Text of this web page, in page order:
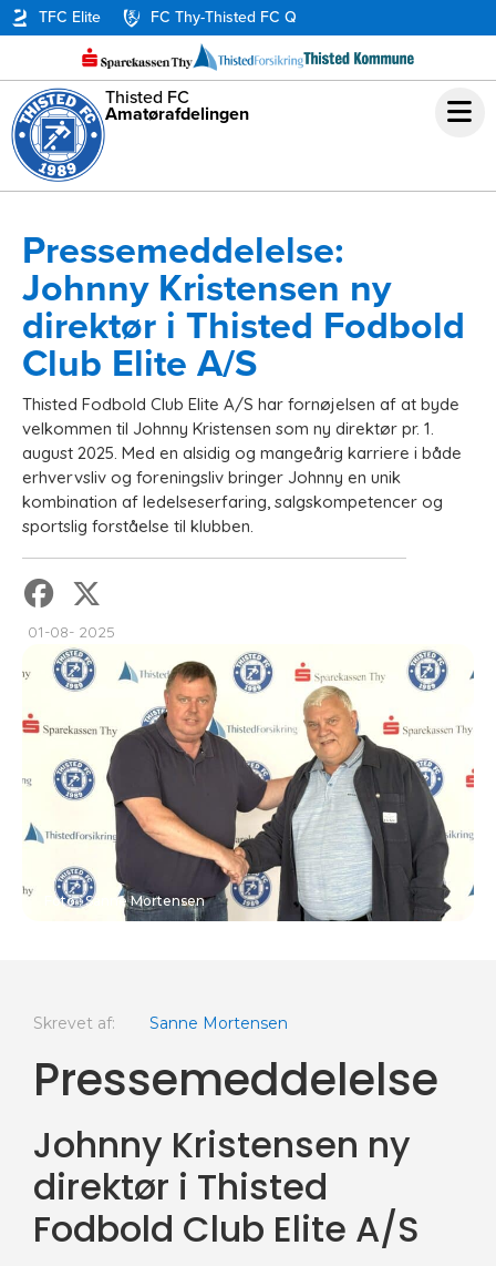
TFC Elite FC Thy-Thisted FC Q
Thisted FC
Amatørafdelingen
Pressemeddelelse:
Johnny Kristensen ny
direktør i Thisted Fodbold
Club Elite A/S
Thisted Fodbold Club Elite A/S har fornøjelsen af at byde
velkommen til Johnny Kristensen som ny direktør pr. 1.
august 2025. Med en alsidig og mangeårig karriere i både
erhvervsliv og foreningsliv bringer Johnny en unik
kombination af ledelseserfaring, salgskompetencer og
sportslig forståelse til klubben.
01-08- 2025
Foto : Sanne Mortensen
Skrevet af: Sanne Mortensen
Pressemeddelelse
Johnny Kristensen ny
direktør i Thisted
Fodbold Club Elite A/S